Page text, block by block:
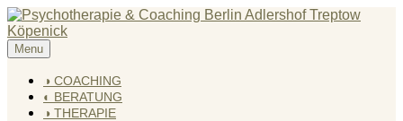
Skip
to
content
KREATIV & GELÖST
Andreas Scholz (HPP) Kreativ Coach & Heilpraktiker für
Psychotherapie
Menu
◑ COACHING
◐ BERATUNG
◑ THERAPIE